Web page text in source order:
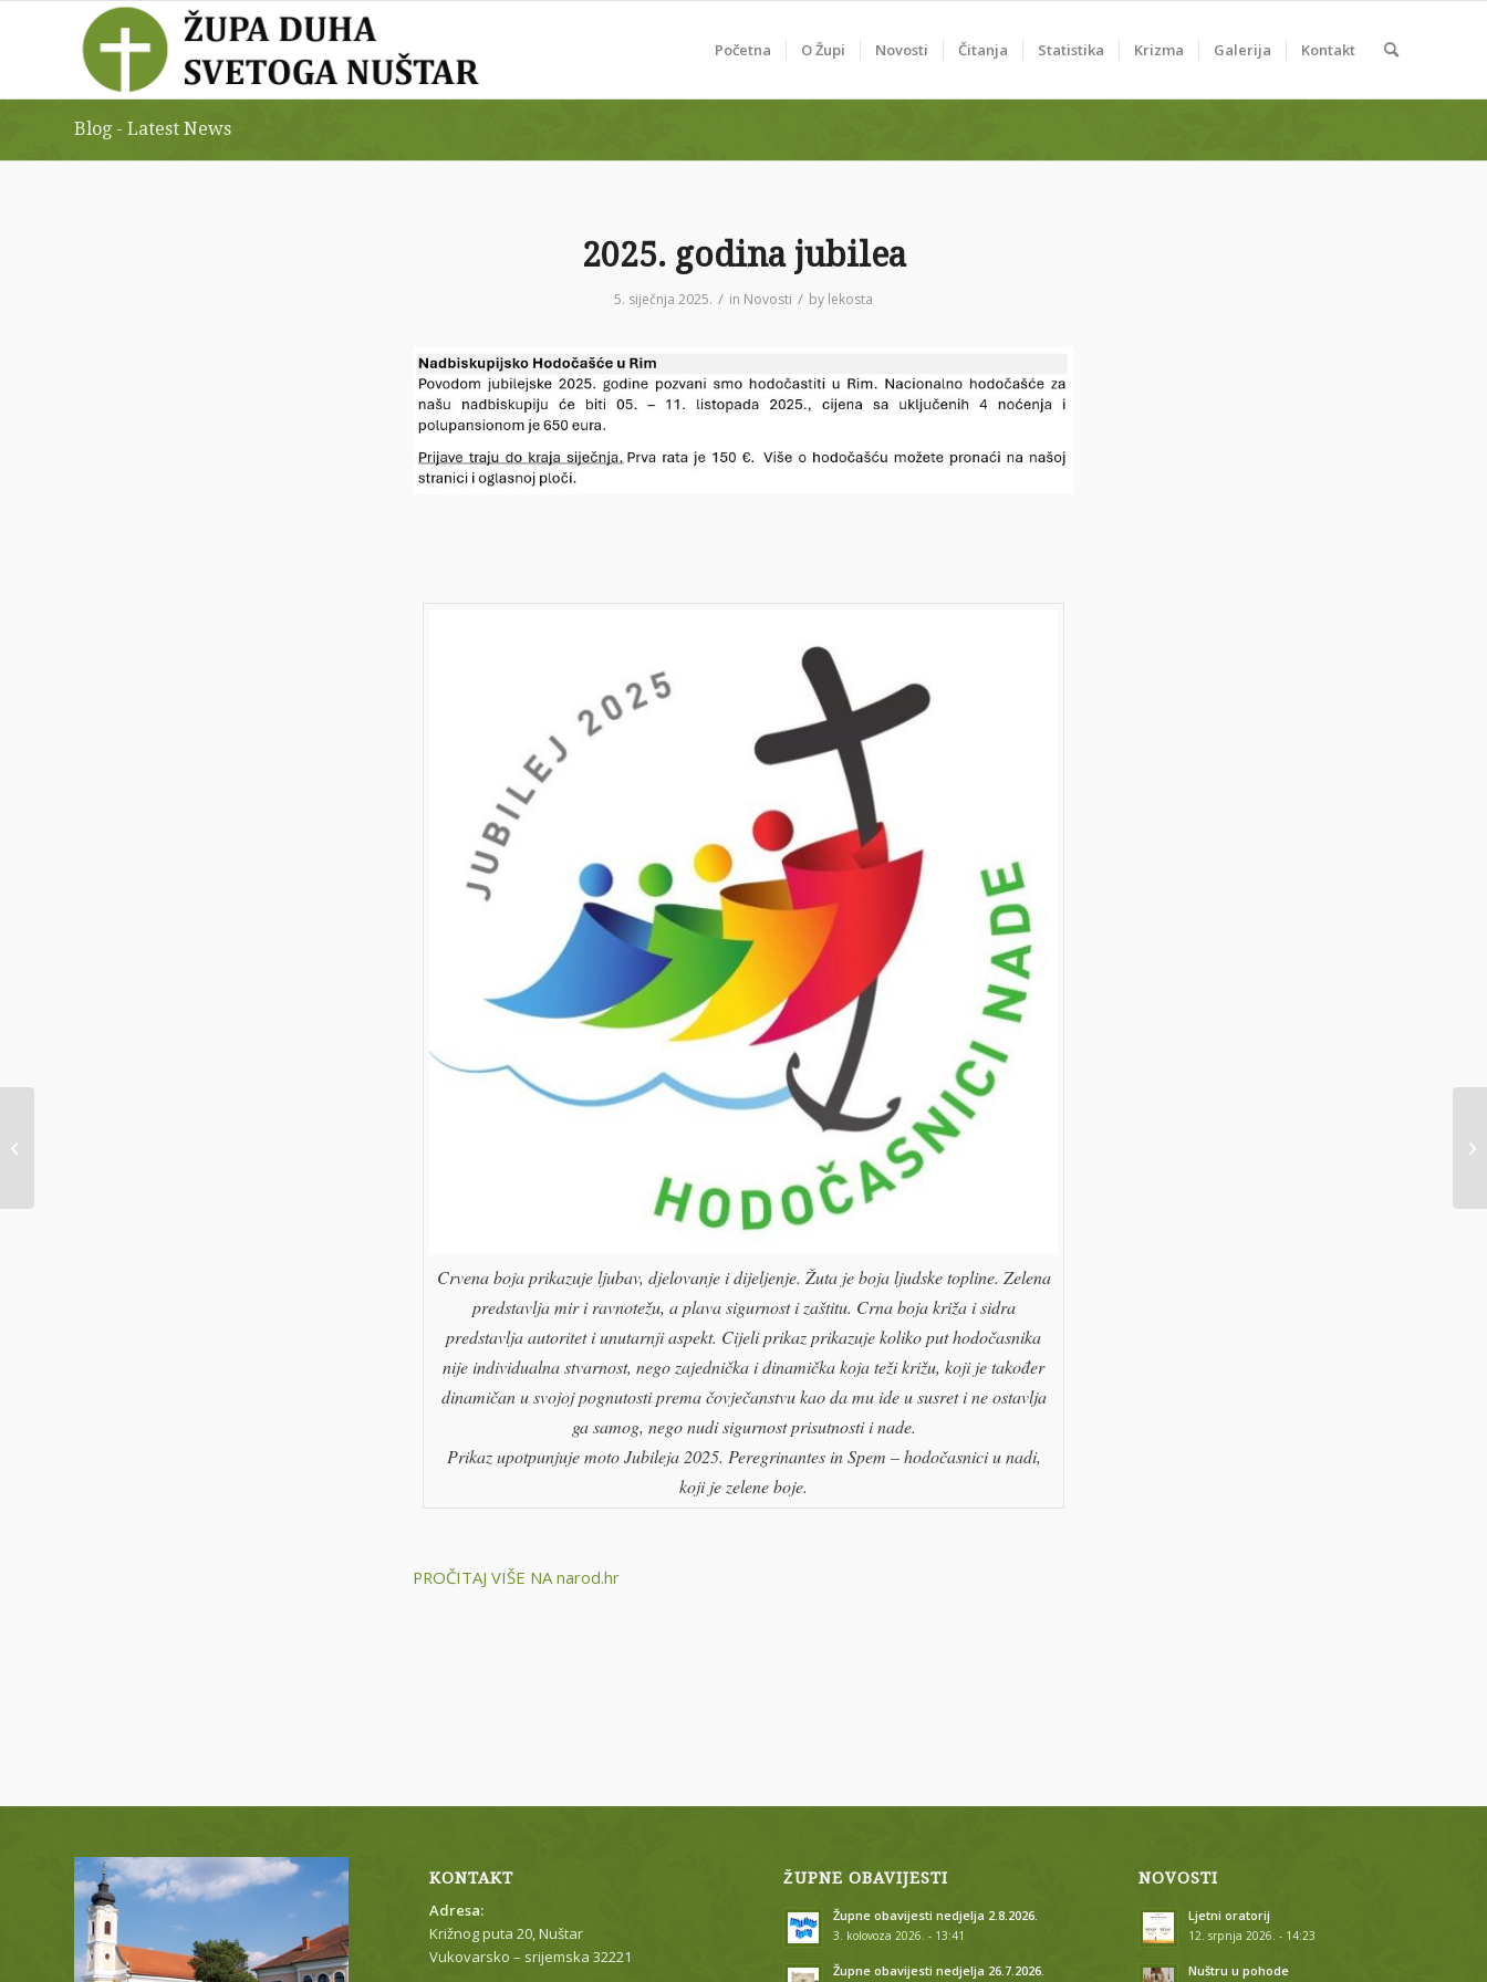
Početna O Župi Novosti Čitanja Statistika Krizma Galerija Kontakt
Blog - Latest News
2025. godina jubilea
5. siječnja 2025. / in Novosti / by lekosta
Crvena boja prikazuje ljubav, djelovanje i dijeljenje. Žuta je boja ljudske topline. Zelena
predstavlja mir i ravnotežu, a plava sigurnost i zaštitu. Crna boja križa i sidra
predstavlja autoritet i unutarnji aspekt. Cijeli prikaz prikazuje koliko put hodočasnika
nije individualna stvarnost, nego zajednička i dinamička koja teži križu, koji je također
dinamičan u svojoj pognutosti prema čovječanstvu kao da mu ide u susret i ne ostavlja
ga samog, nego nudi sigurnost prisutnosti i nade.
Prikaz upotpunjuje moto Jubileja 2025. Peregrinantes in Spem – hodočasnici u nadi,
koji je zelene boje.
PROČITAJ VIŠE NA narod.hr
KONTAKT
Adresa:
Križnog puta 20, Nuštar
Vukovarsko – srijemska 32221
ŽUPNE OBAVIJESTI
Župne obavijesti nedjelja 2.8.2026.
3. kolovoza 2026. - 13:41
Župne obavijesti nedjelja 26.7.2026.
NOVOSTI
Ljetni oratorij
12. srpnja 2026. - 14:23
Nuštru u pohode